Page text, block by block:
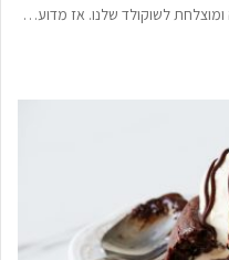
לשוקולד שלנו. אז מדוע…